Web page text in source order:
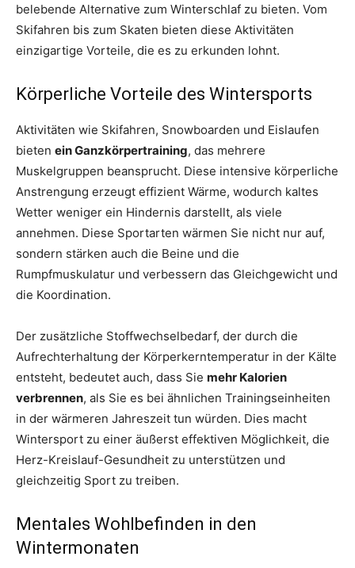
belebende Alternative zum Winterschlaf zu bieten. Vom
Skifahren bis zum Skaten bieten diese Aktivitäten
einzigartige Vorteile, die es zu erkunden lohnt.
Körperliche Vorteile des Wintersports
Aktivitäten wie Skifahren, Snowboarden und Eislaufen
bieten ein Ganzkörpertraining, das mehrere
Muskelgruppen beansprucht. Diese intensive körperliche
Anstrengung erzeugt effizient Wärme, wodurch kaltes
Wetter weniger ein Hindernis darstellt, als viele
annehmen. Diese Sportarten wärmen Sie nicht nur auf,
sondern stärken auch die Beine und die
Rumpfmuskulatur und verbessern das Gleichgewicht und
die Koordination.
Der zusätzliche Stoffwechselbedarf, der durch die
Aufrechterhaltung der Körperkerntemperatur in der Kälte
entsteht, bedeutet auch, dass Sie mehr Kalorien
verbrennen, als Sie es bei ähnlichen Trainingseinheiten
in der wärmeren Jahreszeit tun würden. Dies macht
Wintersport zu einer äußerst effektiven Möglichkeit, die
Herz-Kreislauf-Gesundheit zu unterstützen und
gleichzeitig Sport zu treiben.
Mentales Wohlbefinden in den
Wintermonaten